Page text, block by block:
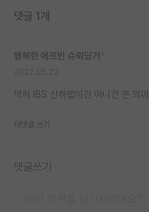
댓글 1개
행복한 에르빈 슈뢰딩거
딱히 IBS 산하랩이건 아니건 큰 의
대댓글 쓰기
댓글쓰기